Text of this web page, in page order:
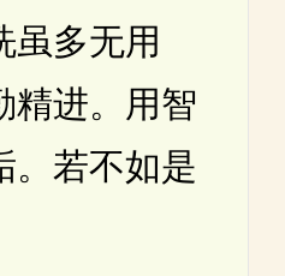
虽多无用
精进。用智
。若不如是